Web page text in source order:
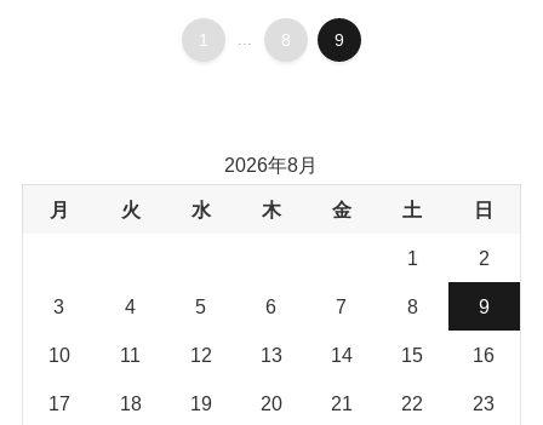
1 ... 8 9
2026年8月
月 火 水 木 金 土 日
1 2
3 4 5 6 7 8 9
10 11 12 13 14 15 16
17 18 19 20 21 22 23